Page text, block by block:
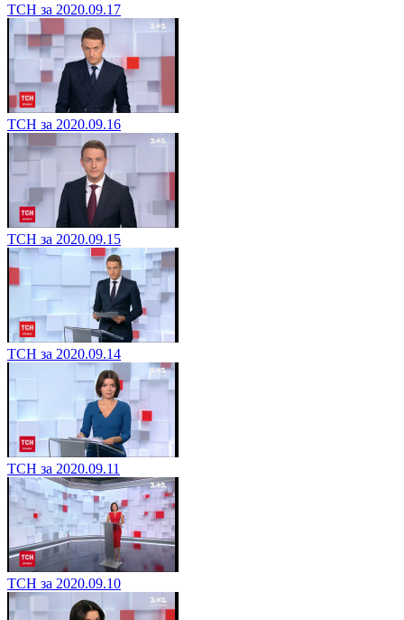
ТСН за 2020.09.17
ТСН за 2020.09.16
ТСН за 2020.09.15
ТСН за 2020.09.14
ТСН за 2020.09.11
ТСН за 2020.09.10